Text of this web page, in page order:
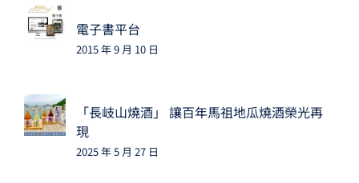
電子書平台
2015 年 9 月 10 日
「長岐山燒酒」 讓百年馬祖地瓜燒酒榮光再
現
2025 年 5 月 27 日